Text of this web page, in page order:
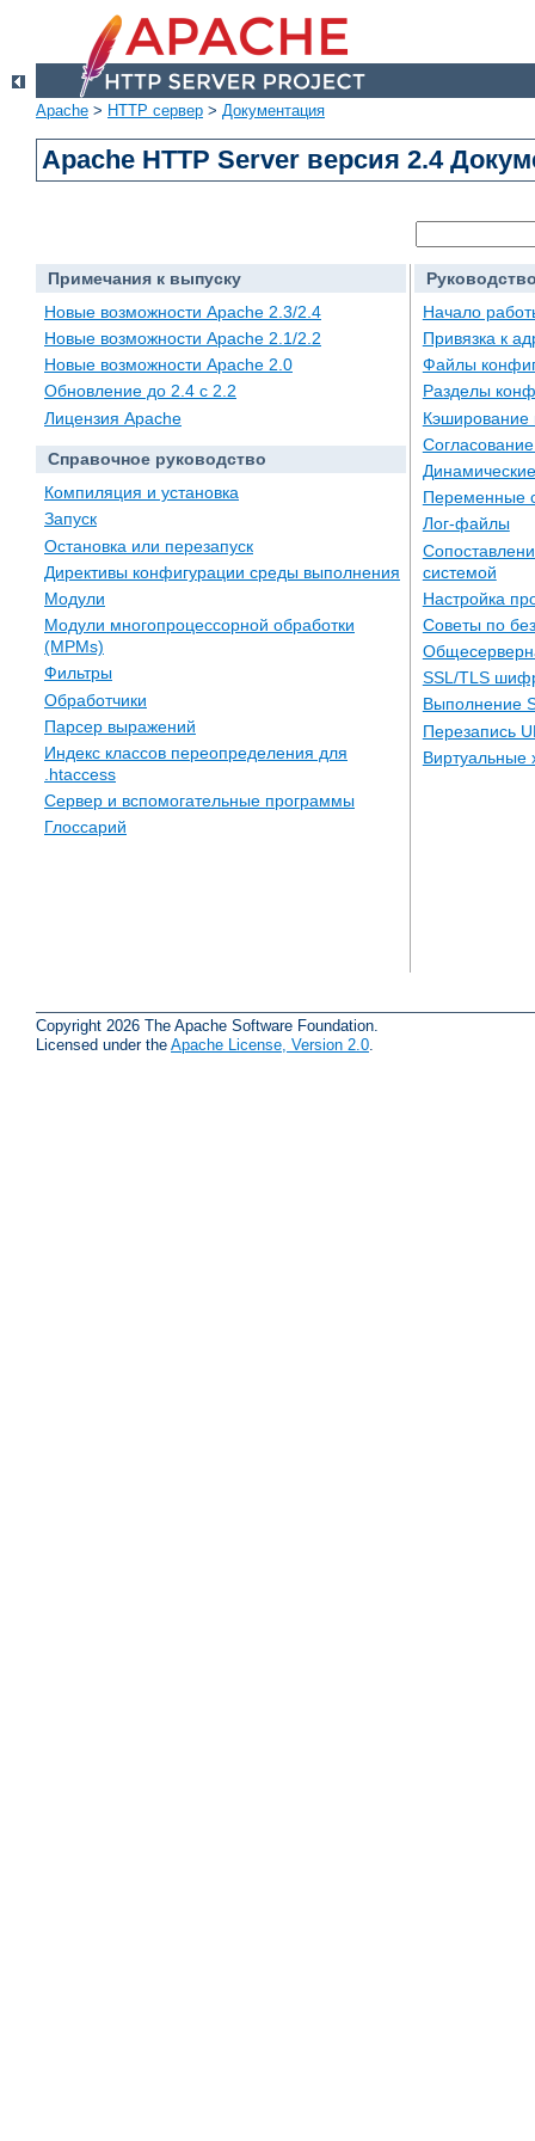
Apache > HTTP сервер > Документация
Apache HTTP Server версия 2.4
Примечания к выпуску
Новые возможности Apache 2.3/2.4
Новые возможности Apache 2.1/2.2
Новые возможности Apache 2.0
Обновление до 2.4 с 2.2
Лицензия Apache
Справочное руководство
Компиляция и установка
Запуск
Остановка или перезапуск
Директивы конфигурации среды выполнения
Модули
Модули многопроцессорной обработки
(MPMs)
Фильтры
Обработчики
Парсер выражений
Индекс классов переопределения для
.htaccess
Сервер и вспомогательные программы
Глоссарий
Начало
Привязка к
Файлы
Разделы
Кэширование
Переменные
Лог-файлы
системой
Настройка
Советы по
SSL/TLS
Выполнение
Перезапись
Виртуальные
Copyright 2026 The Apache Software Foundation.
Licensed under the Apache License, Version 2.0